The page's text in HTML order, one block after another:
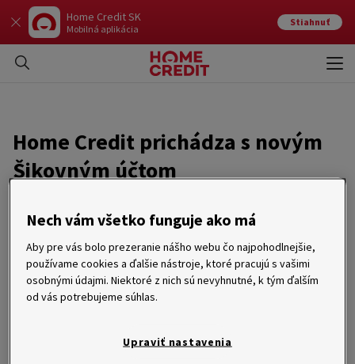
Home Credit SK
Mobilná aplikácia
Stiahnuť
Home Credit prichádza s novým
Šikovným účtom
15. 06. 2021
Spoločnosť Home Credit prichádza s novým produktom v
podobe Šikovného účtu. Tento unikátny nástroj umožňuje
jeho užívateľom výhodne nakupovať na splátky čokoľvek,
kdekoľvek a kedykoľvek. Na výber sú dva varianty Šikovného
účtu, pričom si klient môže vybrať buď klasickú platobnú kartu
Nech vám všetko funguje ako má
Aby pre vás bolo prezeranie nášho webu čo najpohodlnejšie,
používame cookies a ďalšie nástroje, ktoré pracujú s vašimi
osobnými údajmi. Niektoré z nich sú nevyhnutné, k tým ďalším
od vás potrebujeme súhlas.
Upraviť nastavenia